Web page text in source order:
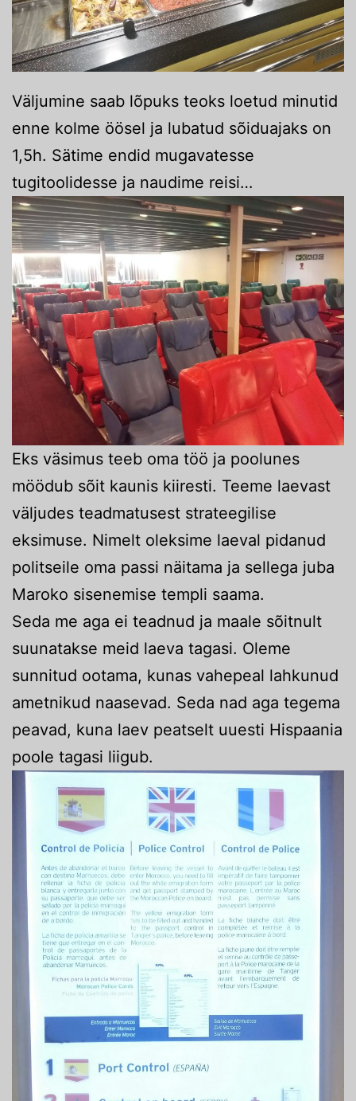
Väljumine saab lõpuks teoks loetud minutid
enne kolme öösel ja lubatud sõiduajaks on
1,5h. Sätime endid mugavatesse
tugitoolidesse ja naudime reisi…
Eks väsimus teeb oma töö ja poolunes
möödub sõit kaunis kiiresti. Teeme laevast
väljudes teadmatusest strateegilise
eksimuse. Nimelt oleksime laeval pidanud
politseile oma passi näitama ja sellega juba
Maroko sisenemise templi saama.
Seda me aga ei teadnud ja maale sõitnult
suunatakse meid laeva tagasi. Oleme
sunnitud ootama, kunas vahepeal lahkunud
ametnikud naasevad. Seda nad aga tegema
peavad, kuna laev peatselt uuesti Hispaania
poole tagasi liigub.